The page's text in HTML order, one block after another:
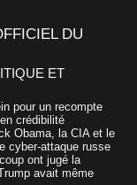
DU
ET
pour un recompte
crédibilité
Obama, la CIA et le
cyber-attaque russe
ont jugé la
avait même